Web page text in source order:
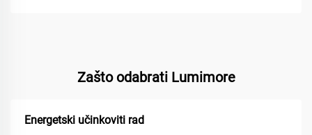
Zašto odabrati Lumimore
Energetski učinkoviti rad